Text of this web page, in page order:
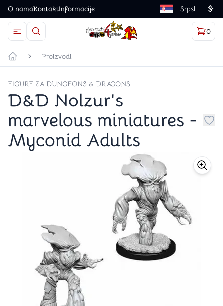
O namaKontaktInformacije Language
Otvorite meni
Dugme u obliku lupe predstavlja ikonicu za
Games4you logo
0
Početna strana
Proizvodi
FIGURE ZA DUNGEONS & DRAGONS
D&D Nolzur's
marvelous miniatures -
Myconid Adults